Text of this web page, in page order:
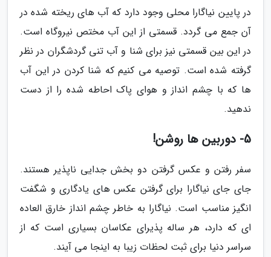
در پایین نیاگارا محلی وجود دارد که آب های ریخته شده در
آن جمع می گردد. قسمتی از این آب مختص نیروگاه است.
در این بین قسمتی نیز برای شنا و آب تنی گردشگران در نظر
گرفته شده است. توصیه می کنیم که شنا کردن در این آب
ها که با چشم انداز و هوای پاک احاطه شده را از دست
ندهید.
5- دوربین ها روشن!
سفر رفتن و عکس گرفتن دو بخش جدایی ناپذیر هستند.
جای جای نیاگارا برای گرفتن عکس های یادگاری و شگفت
انگیز مناسب است. نیاگارا به خاطر چشم انداز خارق العاده
ای که دارد، هر ساله پذیرای عکاسان بسیاری است که از
سراسر دنیا برای ثبت لحظات زیبا به اینجا می آیند.